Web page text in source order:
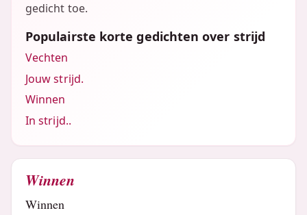
gedicht toe.
Populairste korte gedichten over strijd
Vechten
Jouw strijd.
Winnen
In strijd..
Winnen
Winnen